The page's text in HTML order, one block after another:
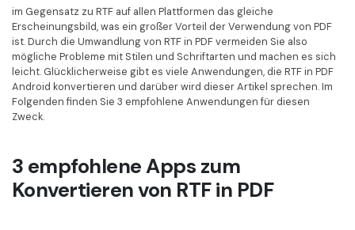
PDF OCR
PDF-Daten extrahieren
PDF freigeben
eSign PDFs rechtmäßig Neu
Bildung
IT-Dienstleistung
Kontakt zum Support
Was ist NEU
Benutzerhandbuch
PDFelement für Windows
PDFelement für iOS
PDFelement für Android
im Gegensatz zu RTF auf allen Plattformen das gleiche
Erscheinungsbild, was ein großer Vorteil der Verwendung von PDF
ist. Durch die Umwandlung von RTF in PDF vermeiden Sie also
mögliche Probleme mit Stilen und Schriftarten und machen es sich
leicht. Glücklicherweise gibt es viele Anwendungen, die RTF in PDF
Android konvertieren und darüber wird dieser Artikel sprechen. Im
Folgenden finden Sie 3 empfohlene Anwendungen für diesen
Zweck.
3 empfohlene Apps zum
Konvertieren von RTF in PDF